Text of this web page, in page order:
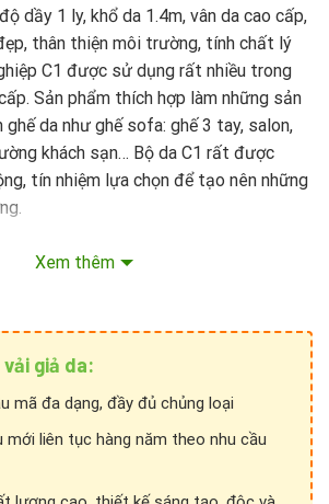
dầy 1 ly, khổ da 1.4m, vân da cao cấp,
thân thiện môi trường, tính chất lý
C1 được sử dụng rất nhiều trong
Sản phẩm thích hợp làm những sản
ghế da như ghế sofa: ghế 3 tay, salon,
khách sạn… Bộ da C1 rất được
tín nhiệm lựa chọn để tạo nên những
Xem thêm
vải giả da:
mã đa dạng, đầy đủ chủng loại
mới liên tục hàng năm theo nhu cầu